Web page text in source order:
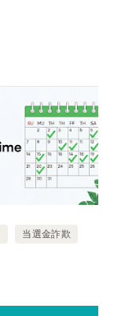
当選金詐欺